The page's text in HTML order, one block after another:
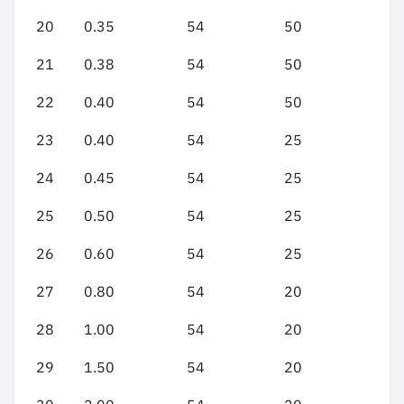
20 0.35 54 50
21 0.38 54 50
22 0.40 54 50
23 0.40 54 25
24 0.45 54 25
25 0.50 54 25
26 0.60 54 25
27 0.80 54 20
28 1.00 54 20
29 1.50 54 20